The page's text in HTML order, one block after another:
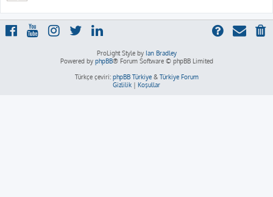
ProLight Style by Ian Bradley
Powered by phpBB® Forum Software © phpBB Limited
Türkçe çeviri: phpBB Türkiye& Türkiye Forum
Gizlilik | Koşullar